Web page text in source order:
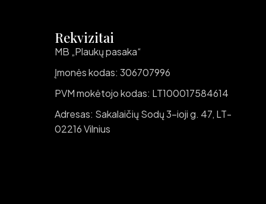
Rekvizitai
MB „Plaukų pasaka“
Įmonės kodas: 306707996
PVM mokėtojo kodas: LT100017584614
Adresas: Sakalaičių Sodų 3-ioji g. 47, LT-
02216 Vilnius